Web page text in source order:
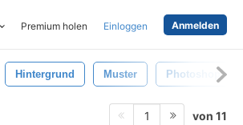
Premium holen Einloggen Anmelden
Hintergrund Muster Photoshop
1 von 11